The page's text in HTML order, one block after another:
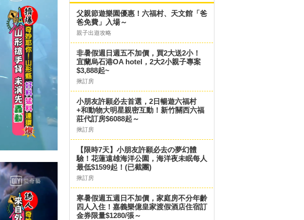
父親節遊樂園優惠！六福村、天文館「爸
爸免費」入場～
親子出遊攻略
非暑假週日週五不加價，買2大送2小！
宜蘭烏石港OA hotel，2大2小親子專案
$3,888起~
揪訂房
小朋友許願必去首選，2日暢遊六福村
+和動物大明星親密互動！新竹關西六福
莊代訂房$6088起～
揪訂房
【限時7天】小朋友許願必去の夢幻體
驗！花蓮遠雄海洋公園，海洋夜未眠每人
最低$1599起！(已截團)
揪訂房
寒暑假週五週日不加價，家庭房不分年齡
四人入住！嘉義樂億皇家渡假酒店住宿訂
金券限量$1280/張～